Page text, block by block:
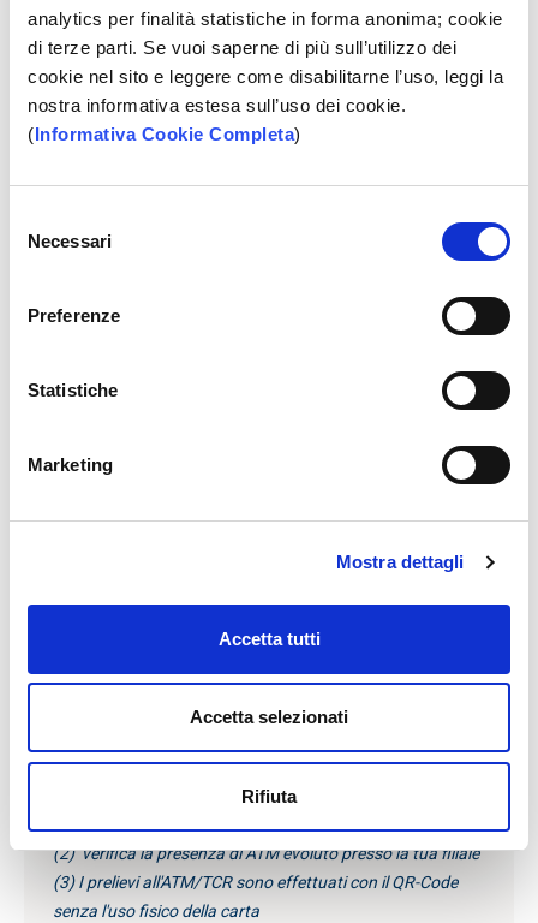
analytics per finalità statistiche in forma anonima; cookie
di terze parti. Se vuoi saperne di più sull’utilizzo dei
cookie nel sito e leggere come disabilitarne l’uso, leggi la
nostra informativa estesa sull’uso dei cookie.
(Informativa Cookie Completa)
delNecessari
Preferenze
Statistiche
Marketing
Mostra dettagli
Accetta tutti
Accetta selezionati
Rifiuta
Altre caratteristiche
1 €
N. operazioni annue incluse nel canone
(Escluse quelle in filiale)
- Apple Pay, Google
prelievi di denaro in modalità
cardless
(1) commissione applicata per operazioni svolte allo
(2) verifica la presenza di ATM evoluto presso la tua filiale
(3) I prelievi all'ATM/TCR sono effettuati con il QR-Code
senza l'uso fisico della carta